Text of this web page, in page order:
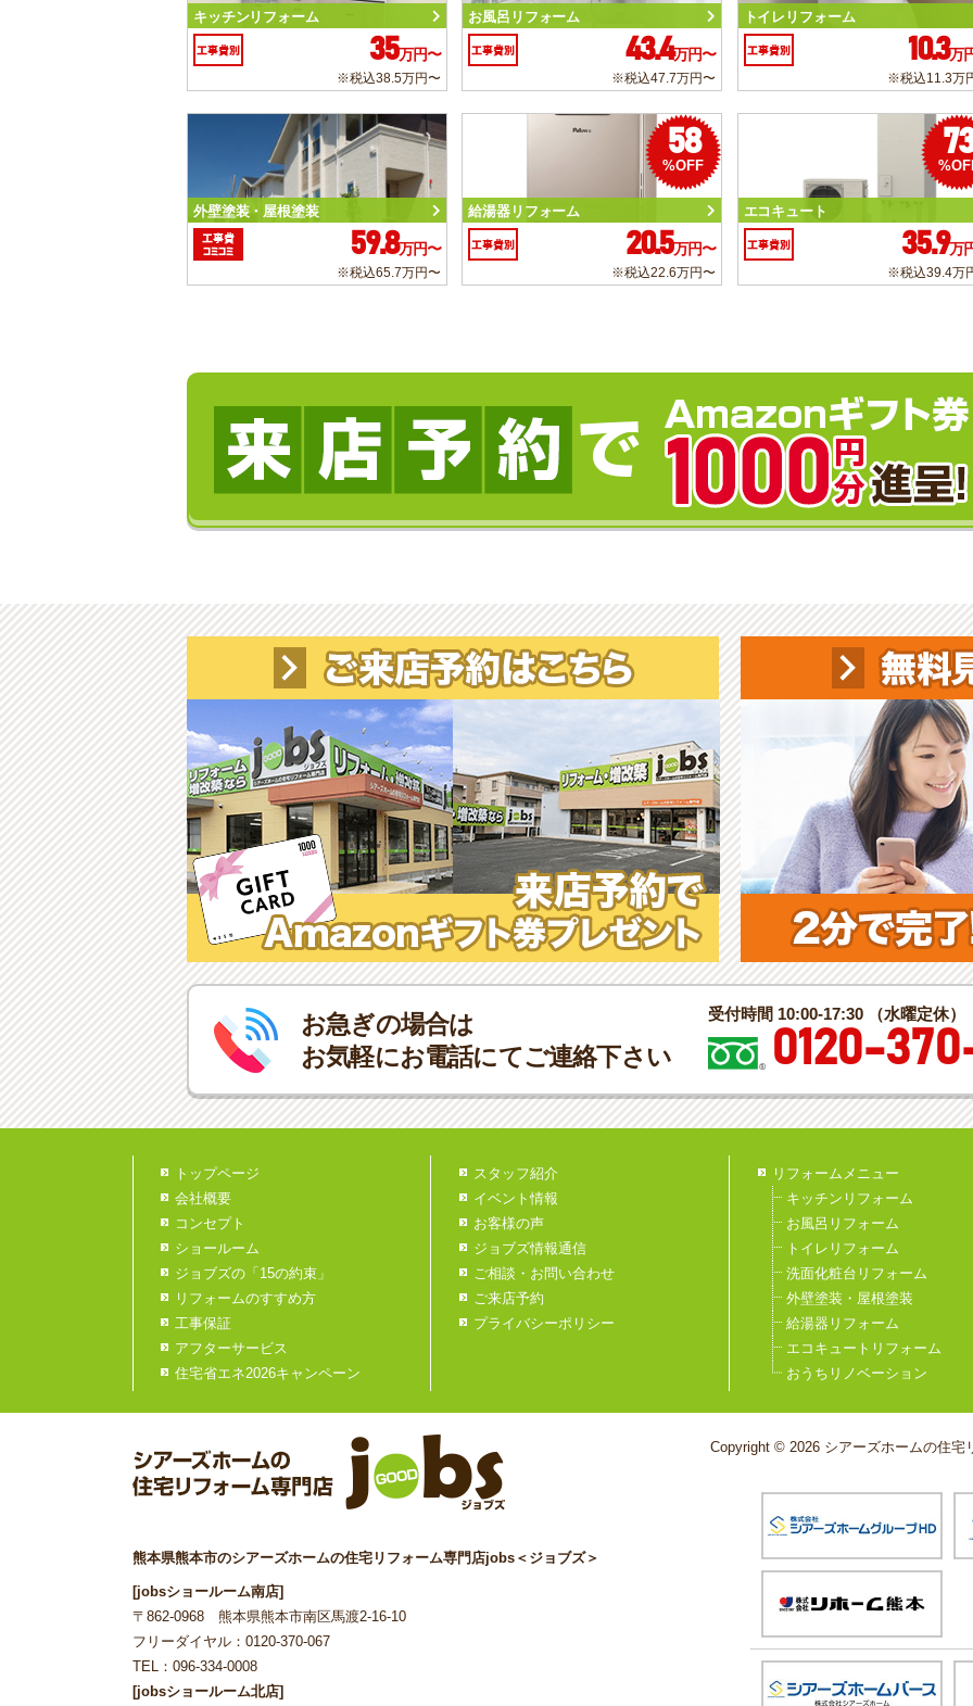
キッチンリフォーム
工事費別 35万円〜
※税込38.5万円〜
お風呂リフォーム
工事費別 43.4万円〜
※税込47.7万円〜
トイレリフォーム
工事費別 10.3万
※税込11.3万
外壁塗装・屋根塗装
工事費
コミコミ
59.8万円〜
※税込65.7万円〜
58
%OFF
給湯器リフォーム
工事費別 20.5万円〜
※税込22.6万円〜
エコキュート
工事費別 35.9万
※税込39.4万
お急ぎの場合は
お気軽にお電話にてご連絡下さい
受付時間 10:00-17:30 （水曜定休）
0120-
トップページ
会社概要
コンセプト
ショールーム
ジョブズの「15の約束」
リフォームのすすめ方
工事保証
アフターサービス
住宅省エネ2026キャンペーン
スタッフ紹介
イベント情報
お客様の声
ジョブズ情報通信
ご相談・お問い合わせ
ご来店予約
プライバシーポリシー
リフォームメニュー
キッチンリフォーム
お風呂リフォーム
トイレリフォーム
洗面化粧台リフォーム
外壁塗装・屋根塗装
給湯器リフォーム
エコキュートリフォーム
おうちリノベーション
熊本県熊本市のシアーズホームの住宅リフォーム専門店jobs＜ジョブズ＞
[jobsショールーム南店]
〒862-0968 熊本県熊本市南区馬渡2-16-10
フリーダイヤル：0120-370-067
TEL：096-334-0008
[jobsショールーム北店]
Copyright © 2026 シアーズホームの住